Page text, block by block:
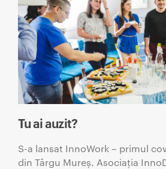
Tu ai auzit?
S-a lansat InnoWork – primul
din Târgu Mureș. Asociația